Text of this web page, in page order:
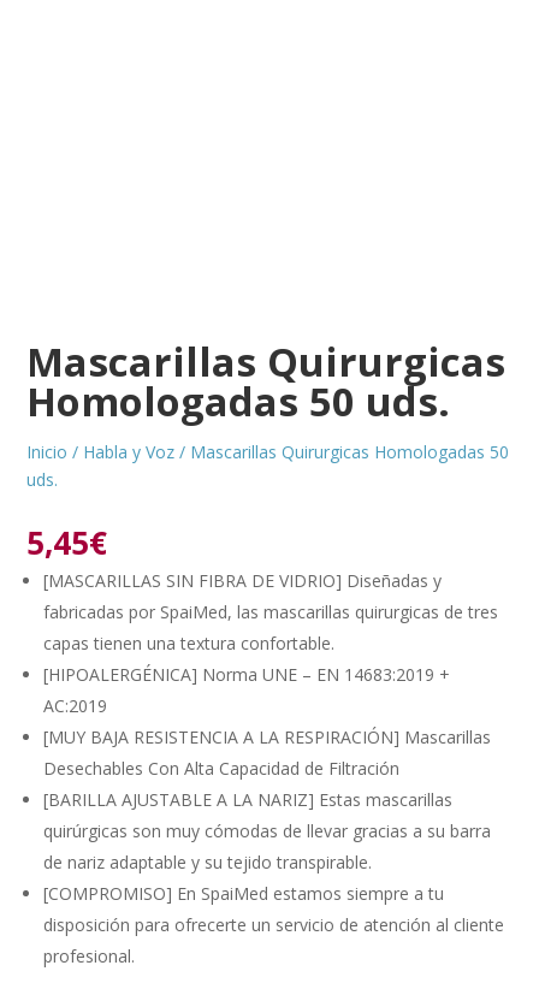
Mascarillas Quirurgicas
Homologadas 50 uds.
Inicio / Habla y Voz / Mascarillas Quirurgicas Homologadas 50
uds.
5,45€
[MASCARILLAS SIN FIBRA DE VIDRIO] Diseñadas y
fabricadas por SpaiMed, las mascarillas quirurgicas de tres
capas tienen una textura confortable.
[HIPOALERGÉNICA] Norma UNE – EN 14683:2019 +
AC:2019
[MUY BAJA RESISTENCIA A LA RESPIRACIÓN] Mascarillas
Desechables Con Alta Capacidad de Filtración
[BARILLA AJUSTABLE A LA NARIZ] Estas mascarillas
quirúrgicas son muy cómodas de llevar gracias a su barra
de nariz adaptable y su tejido transpirable.
[COMPROMISO] En SpaiMed estamos siempre a tu
disposición para ofrecerte un servicio de atención al cliente
profesional.